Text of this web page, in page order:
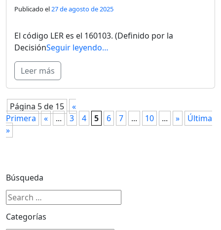
Publicado el27 de agosto de 2025
El código LER es el 160103. (Definido por la
DecisiónSeguir leyendo…
Leer más
Página 5 de 15
«
Primera
« ... 3 4 5 6 7 ... 10 ... »
Última
»
Búsqueda
Categorías